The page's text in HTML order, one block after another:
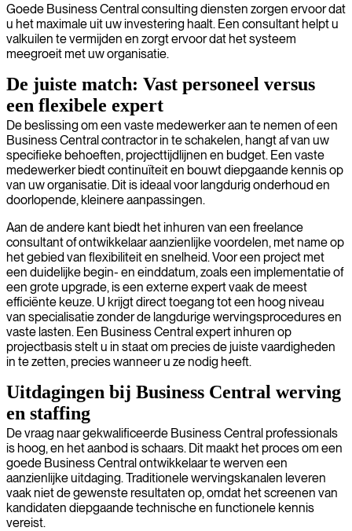
Goede Business Central consulting diensten zorgen ervoor dat
u het maximale uit uw investering haalt. Een consultant helpt u
valkuilen te vermijden en zorgt ervoor dat het systeem
meegroeit met uw organisatie.
De juiste match: Vast personeel versus
een flexibele expert
De beslissing om een vaste medewerker aan te nemen of een
Business Central contractor in te schakelen, hangt af van uw
specifieke behoeften, projecttijdlijnen en budget. Een vaste
medewerker biedt continuïteit en bouwt diepgaande kennis op
van uw organisatie. Dit is ideaal voor langdurig onderhoud en
doorlopende, kleinere aanpassingen.
Aan de andere kant biedt het inhuren van een freelance
consultant of ontwikkelaar aanzienlijke voordelen, met name op
het gebied van flexibiliteit en snelheid. Voor een project met
een duidelijke begin- en einddatum, zoals een implementatie of
een grote upgrade, is een externe expert vaak de meest
efficiënte keuze. U krijgt direct toegang tot een hoog niveau
van specialisatie zonder de langdurige wervingsprocedures en
vaste lasten. Een Business Central expert inhuren op
projectbasis stelt u in staat om precies de juiste vaardigheden
in te zetten, precies wanneer u ze nodig heeft.
Uitdagingen bij Business Central werving
en staffing
De vraag naar gekwalificeerde Business Central professionals
is hoog, en het aanbod is schaars. Dit maakt het proces om een
goede Business Central ontwikkelaar te werven een
aanzienlijke uitdaging. Traditionele wervingskanalen leveren
vaak niet de gewenste resultaten op, omdat het screenen van
kandidaten diepgaande technische en functionele kennis
vereist.